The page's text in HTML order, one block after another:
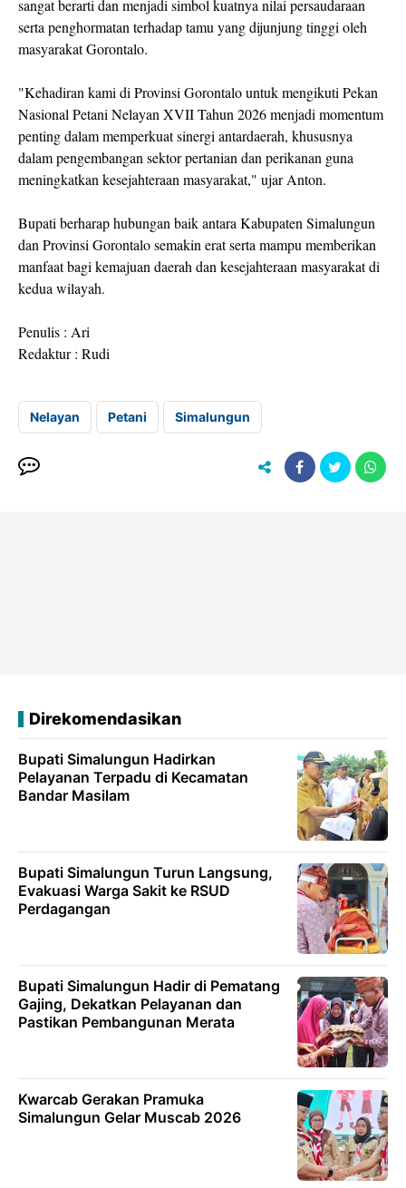
sangat berarti dan menjadi simbol kuatnya nilai persaudaraan
serta penghormatan terhadap tamu yang dijunjung tinggi oleh
masyarakat Gorontalo.
"Kehadiran kami di Provinsi Gorontalo untuk mengikuti Pekan
Nasional Petani Nelayan XVII Tahun 2026 menjadi momentum
penting dalam memperkuat sinergi antardaerah, khususnya
dalam pengembangan sektor pertanian dan perikanan guna
meningkatkan kesejahteraan masyarakat," ujar Anton.
Bupati berharap hubungan baik antara Kabupaten Simalungun
dan Provinsi Gorontalo semakin erat serta mampu memberikan
manfaat bagi kemajuan daerah dan kesejahteraan masyarakat di
kedua wilayah.
Penulis : Ari
Redaktur : Rudi
Nelayan Petani Simalungun
Direkomendasikan
Bupati Simalungun Hadirkan
Pelayanan Terpadu di Kecamatan
Bandar Masilam
Bupati Simalungun Turun Langsung,
Evakuasi Warga Sakit ke RSUD
Perdagangan
Bupati Simalungun Hadir di Pematang
Gajing, Dekatkan Pelayanan dan
Pastikan Pembangunan Merata
Kwarcab Gerakan Pramuka
Simalungun Gelar Muscab 2026